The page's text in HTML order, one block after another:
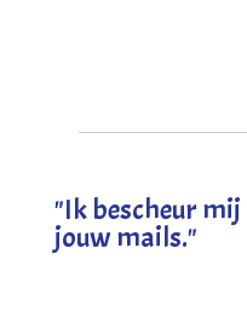
"Ik bescheur
jouw mails."